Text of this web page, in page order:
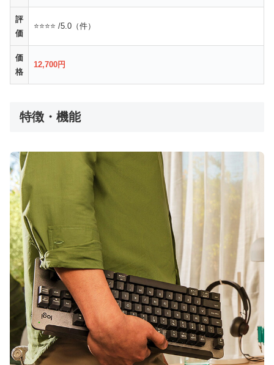
評
価
⭐⭐⭐⭐ /5.0（件）
価
格
12,700円
特徴・機能